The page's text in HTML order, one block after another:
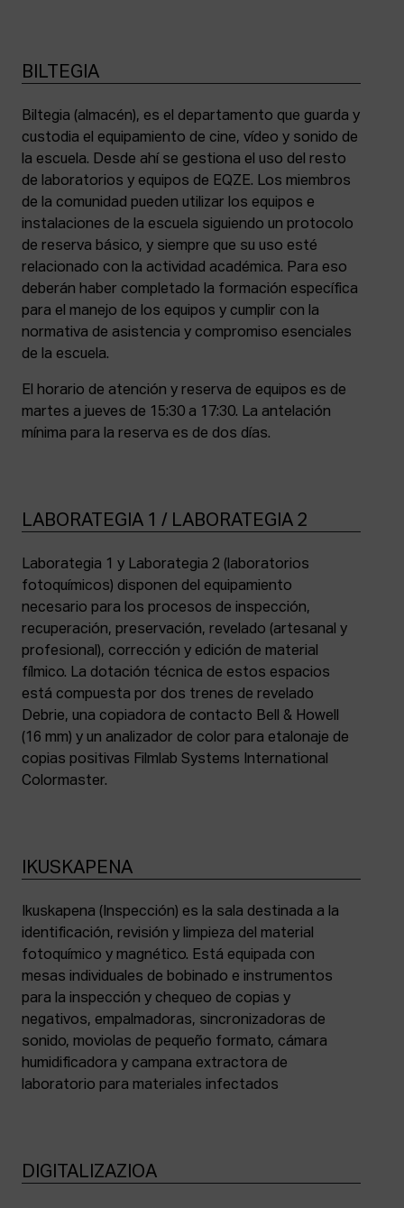
BILTEGIA
Biltegia (almacén), es el departamento que guarda y
custodia el equipamiento de cine, vídeo y sonido de
la escuela. Desde ahí se gestiona el uso del resto
de laboratorios y equipos de EQZE. Los miembros
de la comunidad pueden utilizar los equipos e
instalaciones de la escuela siguiendo un protocolo
de reserva básico, y siempre que su uso esté
relacionado con la actividad académica. Para eso
deberán haber completado la formación específica
para el manejo de los equipos y cumplir con la
normativa de asistencia y compromiso esenciales
de la escuela.
El horario de atención y reserva de equipos es de
martes a jueves de 15:30 a 17:30. La antelación
mínima para la reserva es de dos días.
LABORATEGIA 1 / LABORATEGIA 2
Laborategia 1 y Laborategia 2 (laboratorios
fotoquímicos) disponen del equipamiento
necesario para los procesos de inspección,
recuperación, preservación, revelado (artesanal y
profesional), corrección y edición de material
fílmico. La dotación técnica de estos espacios
está compuesta por dos trenes de revelado
Debrie, una copiadora de contacto Bell & Howell
(16 mm) y un analizador de color para etalonaje de
copias positivas Filmlab Systems International
Colormaster.
IKUSKAPENA
Ikuskapena (Inspección) es la sala destinada a la
identificación, revisión y limpieza del material
fotoquímico y magnético. Está equipada con
mesas individuales de bobinado e instrumentos
para la inspección y chequeo de copias y
negativos, empalmadoras, sincronizadoras de
sonido, moviolas de pequeño formato, cámara
humidificadora y campana extractora de
laboratorio para materiales infectados
DIGITALIZAZIOA